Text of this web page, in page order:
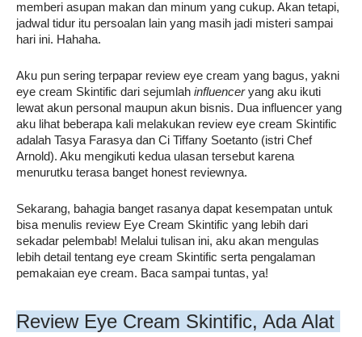
memberi asupan makan dan minum yang cukup. Akan tetapi,
jadwal tidur itu persoalan lain yang masih jadi misteri sampai
hari ini. Hahaha.
Aku pun sering terpapar review eye cream yang bagus, yakni
eye cream Skintific dari sejumlah influencer yang aku ikuti
lewat akun personal maupun akun bisnis. Dua influencer yang
aku lihat beberapa kali melakukan review eye cream Skintific
adalah Tasya Farasya dan Ci Tiffany Soetanto (istri Chef
Arnold). Aku mengikuti kedua ulasan tersebut karena
menurutku terasa banget honest reviewnya.
Sekarang, bahagia banget rasanya dapat kesempatan untuk
bisa menulis review Eye Cream Skintific yang lebih dari
sekadar pelembab! Melalui tulisan ini, aku akan mengulas
lebih detail tentang eye cream Skintific serta pengalaman
pemakaian eye cream. Baca sampai tuntas, ya!